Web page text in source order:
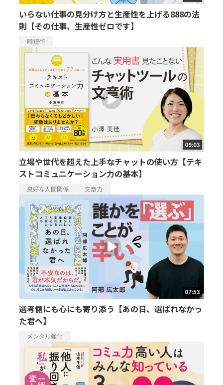
いらない仕事の見分け方と生産性を上げる888の法
則【その仕事、生産性ゼロです】
時短術
09:03
立場や世代を超えた上手なチャットの使い方【テキ
ストコミュニケーション力の基本】
良好な人間関係 文章力
07:53
選考側にも心にも寄り添う【あの日、選ばれなかっ
た君へ】
メンタル強化